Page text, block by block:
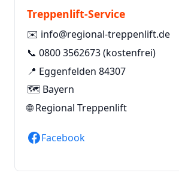
Treppenlift-Service
✉️ info@regional-treppenlift.de
📞 0800 3562673(kostenfrei)
📍 Eggenfelden 84307
🗺️ Bayern
🌐Regional Treppenlift
Facebook